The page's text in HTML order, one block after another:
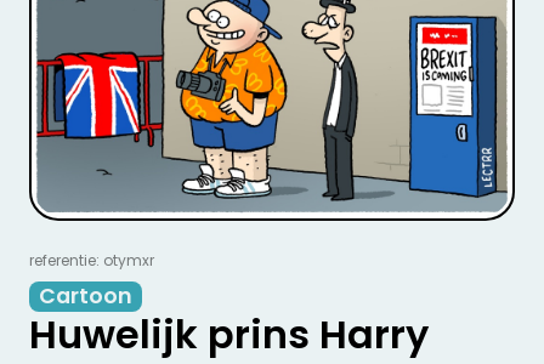
referentie: otymxr
Cartoon
Huwelijk prins Harry